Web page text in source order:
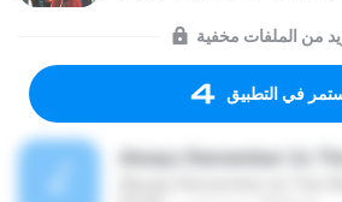
من الملفات مخفية
في التطبيق
Always Remember Us